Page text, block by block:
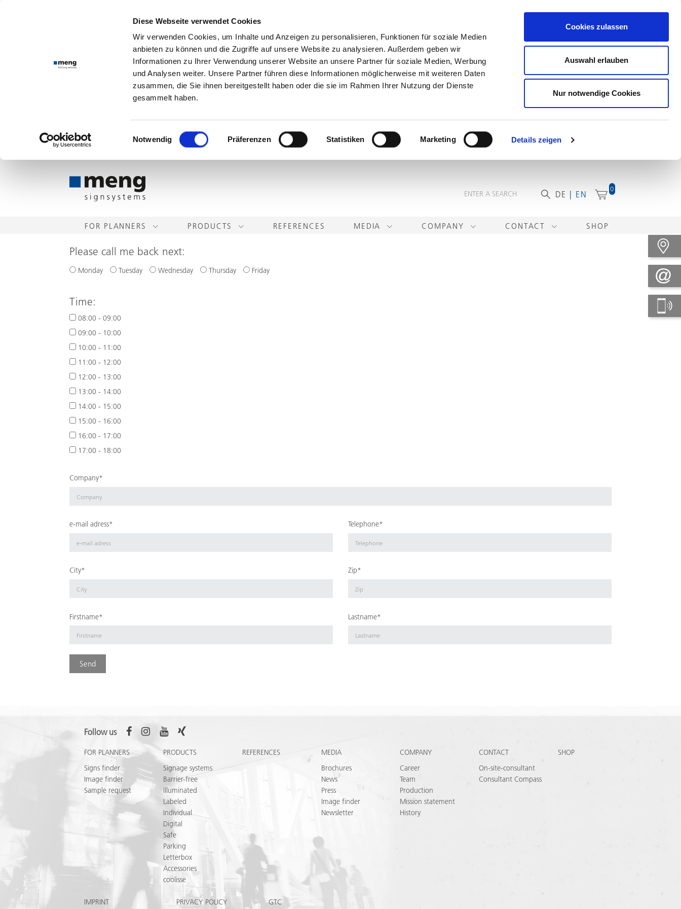
Diese Webseite verwendet Cookies
Wir verwenden Cookies, um Inhalte und Anzeigen zu personalisieren, Funktionen für soziale Medien
anbieten zu können und die Zugriffe auf unsere Website zu analysieren. Außerdem geben wir
Informationen zu Ihrer Verwendung unserer Website an unsere Partner für soziale Medien, Werbung
und Analysen weiter. Unsere Partner führen diese Informationen möglicherweise mit weiteren Daten
zusammen, die Sie ihnen bereitgestellt haben oder die sie im Rahmen Ihrer Nutzung der Dienste
gesammelt haben.
Einwilligungsauswahl
Notwendig Präferenzen Statistiken Marketing Details zeigen
Cookies zulassen
Auswahl erlauben
Nur notwendige Cookies
DE EN
0
FOR PLANNERS PRODUCTS REFERENCES MEDIA COMPANY CONTACT SHOP
Please call me back next:
Monday Tuesday Wednesday Thursday Friday
Time:
08:00 - 09:00
09:00 - 10:00
10:00 - 11:00
11:00 - 12:00
12:00 - 13:00
13:00 - 14:00
14:00 - 15:00
15:00 - 16:00
16:00 - 17:00
17:00 - 18:00
Company*
e-mail adress* Telephone*
City* Zip*
Firstname* Lastname*
Send
Follow us
FOR PLANNERS
Signs finder
Image finder
Sample request
PRODUCTS
Signage systems
Barrier-free
Illuminated
Labeled
Individual
Digital
Safe
Parking
Letterbox
Accessories
coolisse
REFERENCES
MEDIA
Brochures
News
Press
Image finder
Newsletter
COMPANY
Career
Team
Production
Mission statement
History
CONTACT
On-site-consultant
Consultant Compass
SHOP
IMPRINT PRIVACY POLICY GTC